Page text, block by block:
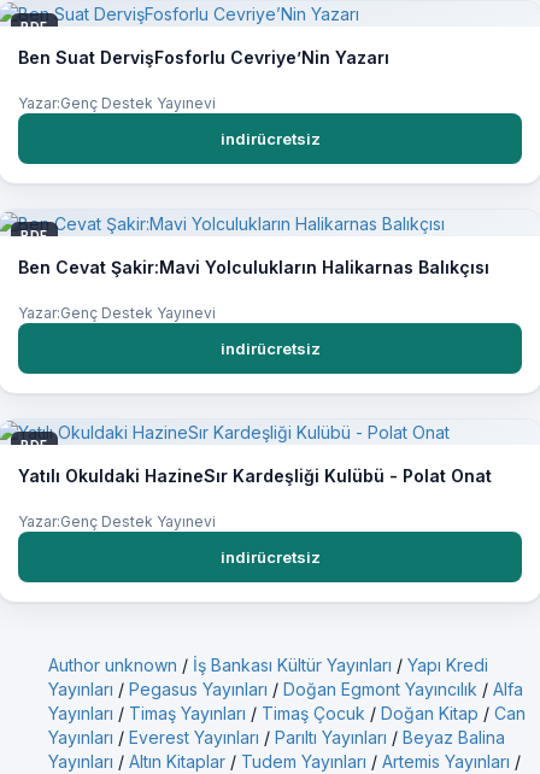
PDF
Ben Suat DervişFosforlu Cevriye’Nin Yazarı
Yazar:Genç Destek Yayınevi
indirücretsiz
PDF
Ben Cevat Şakir:Mavi Yolculukların Halikarnas Balıkçısı
Yazar:Genç Destek Yayınevi
indirücretsiz
PDF
Yatılı Okuldaki HazineSır Kardeşliği Kulübü - Polat Onat
Yazar:Genç Destek Yayınevi
indirücretsiz
Author unknown / İş Bankası Kültür Yayınları / Yapı Kredi
Yayınları / Pegasus Yayınları / Doğan Egmont Yayıncılık / Alfa
Yayınları / Timaş Yayınları / Timaş Çocuk / Doğan Kitap / Can
Yayınları / Everest Yayınları / Parıltı Yayınları / Beyaz Balina
Yayınları / Altın Kitaplar / Tudem Yayınları / Artemis Yayınları /